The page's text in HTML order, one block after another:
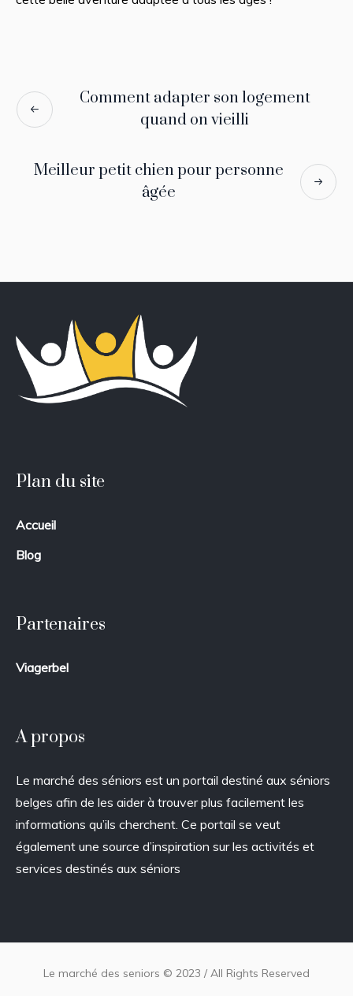
Comment adapter son logement
quand on vieilli
Meilleur petit chien pour personne
âgée
Plan du site
Accueil
Blog
Partenaires
Viagerbel
A propos
Le marché des séniors est un portail destiné aux séniors
belges afin de les aider à trouver plus facilement les
informations qu’ils cherchent. Ce portail se veut
également une source d’inspiration sur les activités et
services destinés aux séniors
Le marché des seniors © 2023 / All Rights Reserved